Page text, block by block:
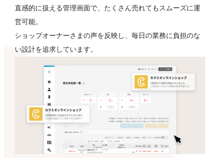
直感的に扱える管理画面で、たくさん売れてもスムーズに運
営可能。
ショップオーナーさまの声を反映し、毎日の業務に負担のな
い設計を追求しています。